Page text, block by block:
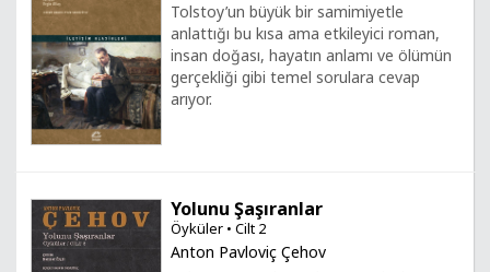
Tolstoy’un büyük bir samimiyetle
anlattığı bu kısa ama etkileyici roman,
insan doğası, hayatın anlamı ve ölümün
gerçekliği gibi temel sorulara cevap
arıyor.
Yolunu Şaşıranlar
Öyküler • Cilt 2
Anton Pavloviç Çehov